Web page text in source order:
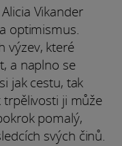
Vikander
optimismus.
výzev, které
a naplno se
jak cestu, tak
ji může
pomalý,
svých činů.